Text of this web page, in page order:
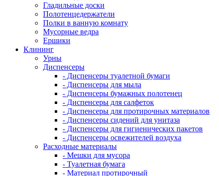
Гладильные доски
Полотенцедержатели
Полки в ванную комнату
Мусорные ведра
Ершики
Клининг
Урны
Диспенсеры
- Диспенсеры туалетной бумаги
- Диспенсеры для мыла
- Диспенсеры бумажных полотенец
- Диспенсеры для салфеток
- Диспенсеры для протирочных материалов
- Диспенсеры сидений для унитаза
- Диспенсеры для гигиенических пакетов
- Диспенсеры освежителей воздуха
Расходные материалы
- Мешки для мусора
- Туалетная бумага
- Материал протирочный